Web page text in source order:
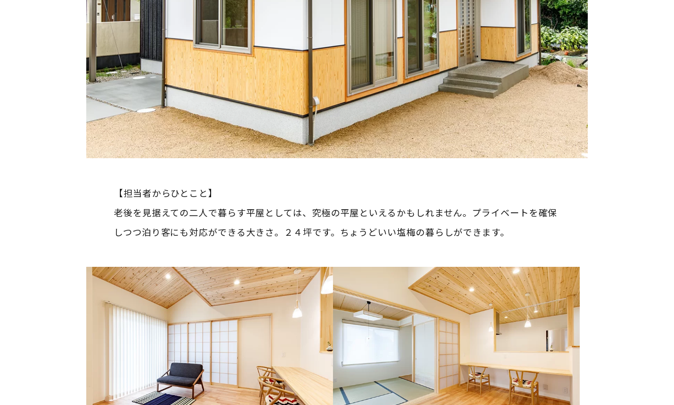
【担当者からひとこと】
老後を見据えての二人で暮らす平屋としては、究極の平屋といえるかもしれません。プライベートを確保
しつつ泊り客にも対応ができる大きさ。２４坪です。ちょうどいい塩梅の暮らしができます。